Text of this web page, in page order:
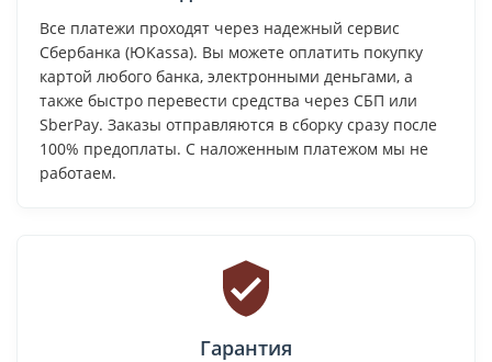
Все платежи проходят через надежный сервис
Сбербанка (ЮKassa). Вы можете оплатить покупку
картой любого банка, электронными деньгами, а
также быстро перевести средства через СБП или
SberPay. Заказы отправляются в сборку сразу после
100% предоплаты. С наложенным платежом мы не
работаем.
Гарантия